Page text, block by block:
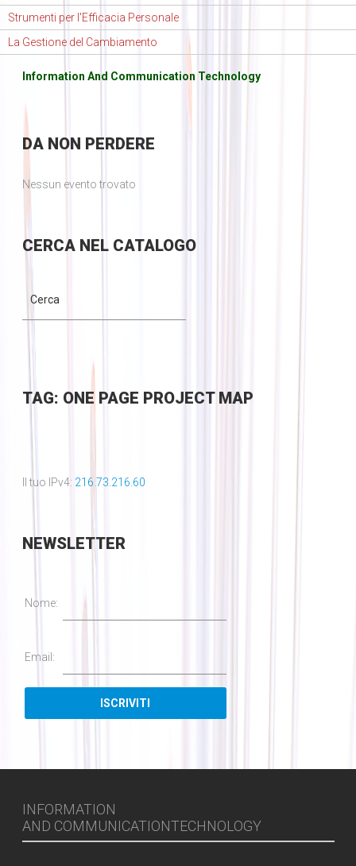
Strumenti per l'Efficacia Personale
La Gestione del Cambiamento
Information And Communication Technology
DANON PERDERE
Nessun evento trovato
CERCANEL CATALOGO
TAG: ONE PAGE PROJECT MAP
Il tuo IPv4: 216.73.216.60
NEWSLETTER
Nome:
Email:
INFORMATION
AND COMMUNICATIONTECHNOLOGY